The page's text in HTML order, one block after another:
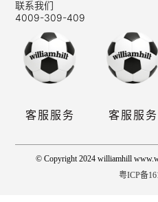
联系我们
4009-309-409
客服服务 客服服务
© Copyright 2024 williamhill
粤ICP备